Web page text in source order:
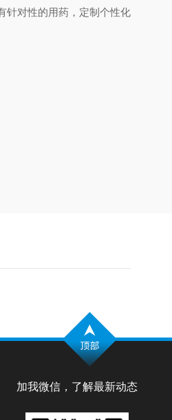
对性的用药，定制个性化
加我微信，了解最新动态